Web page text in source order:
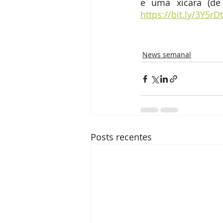
https://bit.ly/
News semanal
Posts recentes